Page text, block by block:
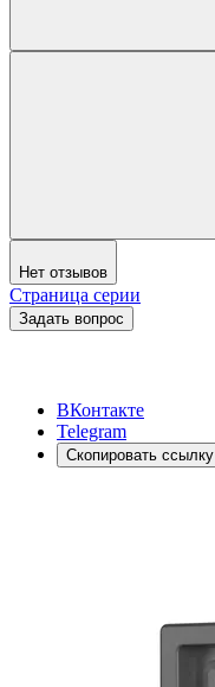
Нет отзывов
Страница серии
Задать вопрос
ВКонтакте
Telegram
Скопировать ссылку